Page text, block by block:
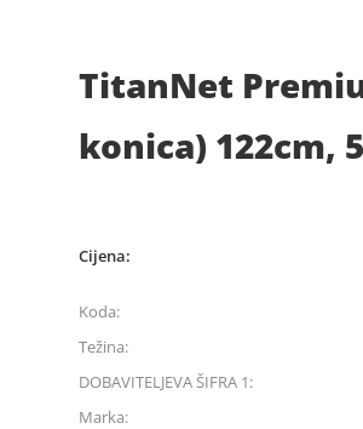
TitanNet
konica) 122cm,
Cijena:
Koda:
Težina:
DOBAVITELJEVA ŠIFRA 1:
Marka: